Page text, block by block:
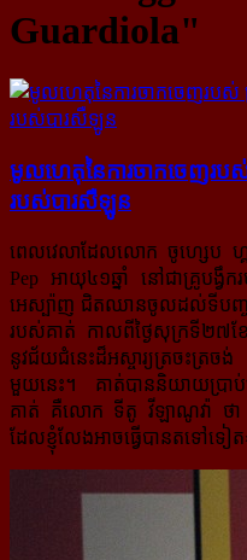
Guardiola"
មូលហេតុនៃការចាកចេញរប
របស់បារសឺឡូន
ពេលវេលាដែលលោក ចូហ្សេប ហ្
Pep អាយុ៤១ឆ្នាំ នៅជាគ្រូបង្
អេស្ប៉ាញ ជិតឈានចូលដល់ទីបញ្ច
របស់គាត់ កាលពីថ្ងៃសុក្រទី២៧
នូវជ័យជំនេះដ៏អស្ចារ្យត្រចះត្
មួយនេះ។ គាត់បាននិយាយប្រា
គាត់ គឺលោក ទីតូ វីឡាណូវ៉ា ថា «
ដែលខ្ញុំលែងអាចធ្វើបានតទៅទៀត